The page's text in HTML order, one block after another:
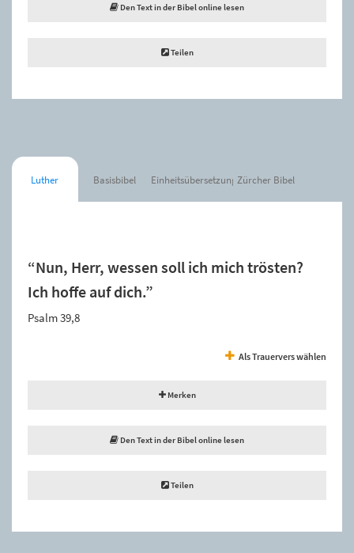
Den Text in der Bibel online lesen
Teilen
Luther Basisbibel Einheitsübersetzung Zürcher Bibel
“Nun, Herr, wessen soll ich mich trösten?
Ich hoffe auf dich.”
Psalm 39,8
Als Trauervers wählen
Merken
Den Text in der Bibel online lesen
Teilen